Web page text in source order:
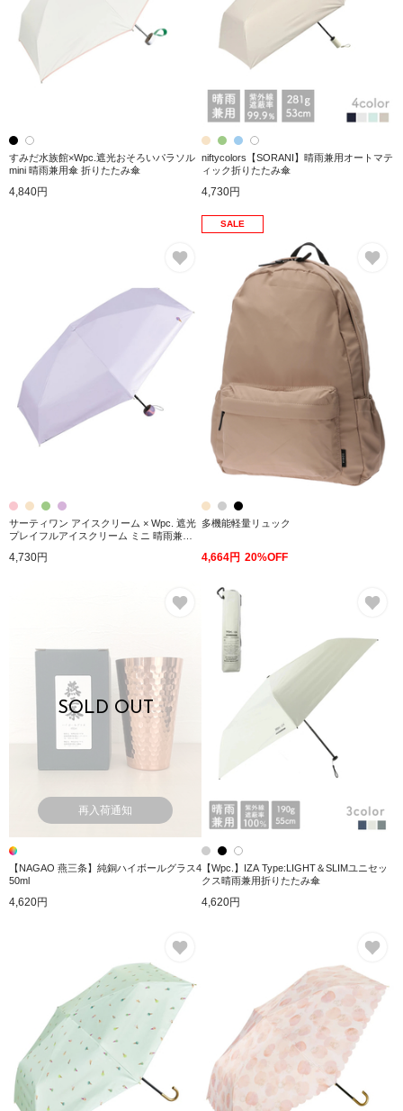
すみだ水族館×Wpc.遮光おそろいパラソル
mini 晴雨兼用傘 折りたたみ傘
4,840円
niftycolors【SORANI】晴雨兼用オートマテ
ィック折りたたみ傘
4,730円
サーティワン アイスクリーム × Wpc. 遮光
プレイフルアイスクリーム ミニ 晴雨兼用
4,730円
SALE
多機能軽量リュック
4,664円 20%OFF
お気に入り
SOLD OUT
再入荷通知
【NAGAO 燕三条】純銅ハイボールグラス4
50ml
4,620円
【Wpc.】IZA Type:LIGHT＆SLIMユニセッ
クス晴雨兼用折りたたみ傘
4,620円